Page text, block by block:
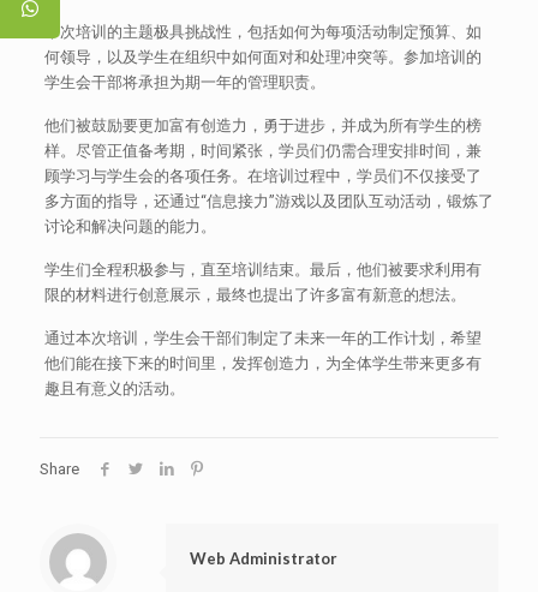
本次培训的主题极具挑战性，包括如何为每项活动制定预算、如
何领导，以及学生在组织中如何面对和处理冲突等。参加培训的
学生会干部将承担为期一年的管理职责。
他们被鼓励要更加富有创造力，勇于进步，并成为所有学生的榜
样。尽管正值备考期，时间紧张，学员们仍需合理安排时间，兼
顾学习与学生会的各项任务。在培训过程中，学员们不仅接受了
多方面的指导，还通过“信息接力”游戏以及团队互动活动，锻炼了
讨论和解决问题的能力。
学生们全程积极参与，直至培训结束。最后，他们被要求利用有
限的材料进行创意展示，最终也提出了许多富有新意的想法。
通过本次培训，学生会干部们制定了未来一年的工作计划，希望
他们能在接下来的时间里，发挥创造力，为全体学生带来更多有
趣且有意义的活动。
Share
Web Administrator